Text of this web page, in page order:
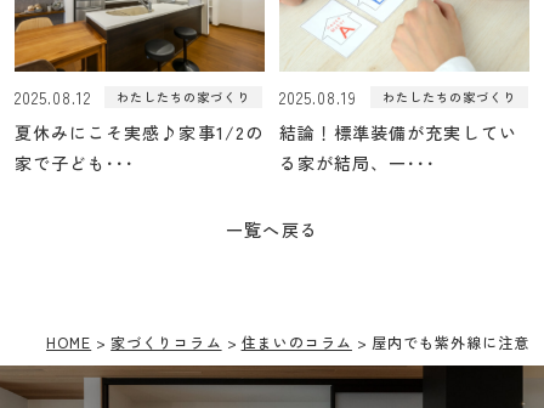
2025.08.12 わたしたちの家づくり
夏休みにこそ実感♪家事1/2の
家で子ども･･･
一覧へ戻る
2025.08.19 わたしたちの家づくり
結論！標準装備が充実してい
る家が結局、一･･･
HOME 家づくりコラム 住まいのコラム 屋内でも紫外線に注意